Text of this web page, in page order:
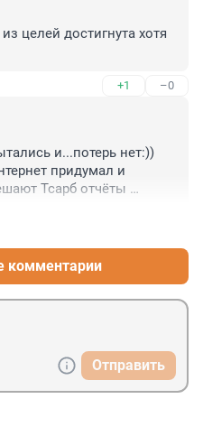
целей достигнута хотя
+1 –0
и...потерь нет:))
придумал и
Тсарб отчёты
комментарии
Отправить